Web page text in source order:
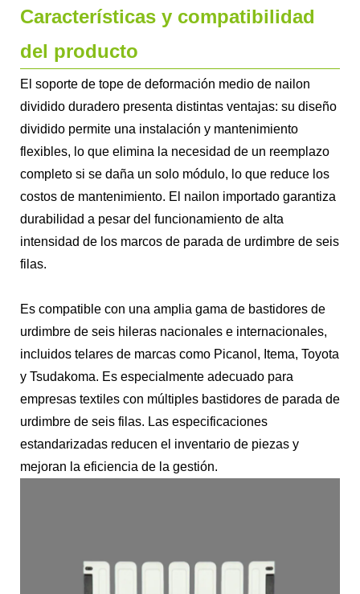
Características y compatibilidad
del producto
El soporte de tope de deformación medio de nailon
dividido duradero presenta distintas ventajas: su diseño
dividido permite una instalación y mantenimiento
flexibles, lo que elimina la necesidad de un reemplazo
completo si se daña un solo módulo, lo que reduce los
costos de mantenimiento. El nailon importado garantiza
durabilidad a pesar del funcionamiento de alta
intensidad de los marcos de parada de urdimbre de seis
filas.
Es compatible con una amplia gama de bastidores de
urdimbre de seis hileras nacionales e internacionales,
incluidos telares de marcas como Picanol, Itema, Toyota
y Tsudakoma. Es especialmente adecuado para
empresas textiles con múltiples bastidores de parada de
urdimbre de seis filas. Las especificaciones
estandarizadas reducen el inventario de piezas y
mejoran la eficiencia de la gestión.